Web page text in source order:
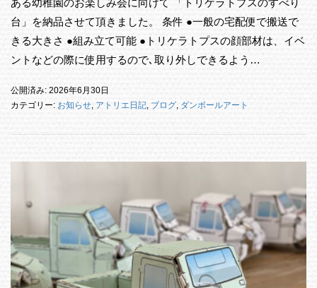
台」を納品させて頂きました。 条件 ●一般の宅配便で搬送で
きる大きさ ●組み立て可能 ●トリケラトプスの顔部材は、イベ
ントなどの際に使用するので､取り外しできるよう…
公開済み: 2026年6月30日
カテゴリー: お知らせ, アトリエ日記, ブログ, ダンボールアート